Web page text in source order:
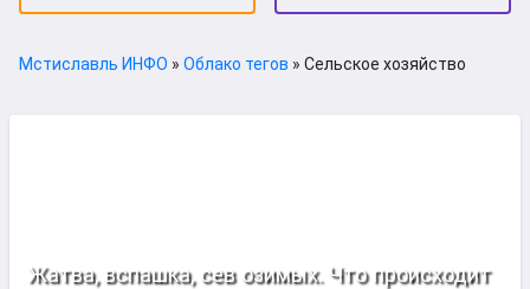
Мстиславль ИНФО » Облако тегов » Сельское хозяйство
Жатва, вспашка, сев озимых. Что происходит